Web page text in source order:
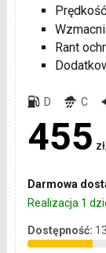
Rant
D C
455
Darmowa
Realizacja 1
Dostępność: